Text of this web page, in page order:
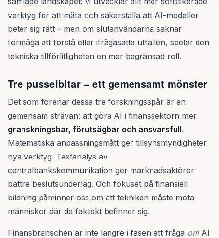
verktyg för att mäta och säkerställa att AI-modeller
beter sig rätt – men om slutanvändarna saknar
förmåga att förstå eller ifrågasätta utfallen, spelar den
tekniska tillförlitligheten en mer begränsad roll.
Tre pusselbitar – ett gemensamt mönster
Det som förenar dessa tre forskningsspår är en
gemensam strävan: att göra AI i finanssektorn mer
granskningsbar, förutsägbar och ansvarsfull.
Matematiska anpassningsmått ger tillsynsmyndigheter
nya verktyg. Textanalys av
centralbankskommunikation ger marknadsaktörer
bättre beslutsunderlag. Och fokuset på finansiell
bildning påminner oss om att tekniken måste möta
människor där de faktiskt befinner sig.
Finansbranschen är inte längre i fasen att fråga omAI